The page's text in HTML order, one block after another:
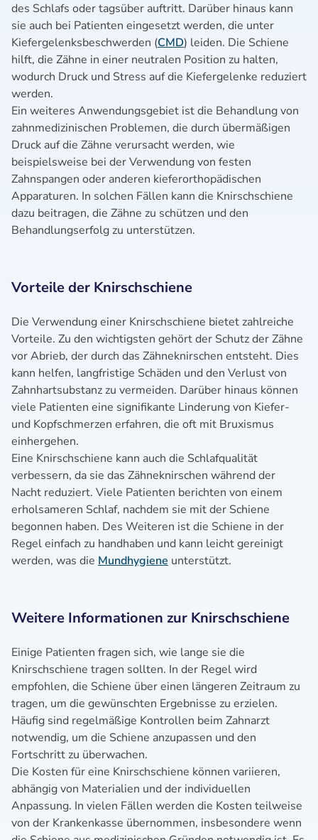
des Schlafs oder tagsüber auftritt. Darüber hinaus kann
sie auch bei Patienten eingesetzt werden, die unter
Kiefergelenksbeschwerden (CMD) leiden. Die Schiene
hilft, die Zähne in einer neutralen Position zu halten,
wodurch Druck und Stress auf die Kiefergelenke reduziert
werden.
Ein weiteres Anwendungsgebiet ist die Behandlung von
zahnmedizinischen Problemen, die durch übermäßigen
Druck auf die Zähne verursacht werden, wie
beispielsweise bei der Verwendung von festen
Zahnspangen oder anderen kieferorthopädischen
Apparaturen. In solchen Fällen kann die Knirschschiene
dazu beitragen, die Zähne zu schützen und den
Behandlungserfolg zu unterstützen.
Vorteile der Knirschschiene
Die Verwendung einer Knirschschiene bietet zahlreiche
Vorteile. Zu den wichtigsten gehört der Schutz der Zähne
vor Abrieb, der durch das Zähneknirschen entsteht. Dies
kann helfen, langfristige Schäden und den Verlust von
Zahnhartsubstanz zu vermeiden. Darüber hinaus können
viele Patienten eine signifikante Linderung von Kiefer-
und Kopfschmerzen erfahren, die oft mit Bruxismus
einhergehen.
Eine Knirschschiene kann auch die Schlafqualität
verbessern, da sie das Zähneknirschen während der
Nacht reduziert. Viele Patienten berichten von einem
erholsameren Schlaf, nachdem sie mit der Schiene
begonnen haben. Des Weiteren ist die Schiene in der
Regel einfach zu handhaben und kann leicht gereinigt
werden, was die Mundhygiene unterstützt.
Weitere Informationen zur Knirschschiene
Einige Patienten fragen sich, wie lange sie die
Knirschschiene tragen sollten. In der Regel wird
empfohlen, die Schiene über einen längeren Zeitraum zu
tragen, um die gewünschten Ergebnisse zu erzielen.
Häufig sind regelmäßige Kontrollen beim Zahnarzt
notwendig, um die Schiene anzupassen und den
Fortschritt zu überwachen.
Die Kosten für eine Knirschschiene können variieren,
abhängig von Materialien und der individuellen
Anpassung. In vielen Fällen werden die Kosten teilweise
von der Krankenkasse übernommen, insbesondere wenn